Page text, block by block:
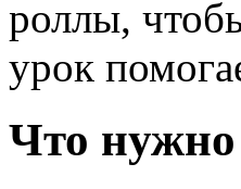
роллы,
урок
Что нужно